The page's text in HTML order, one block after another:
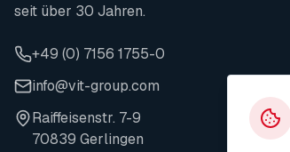
seit über 30 Jahren.
+49 (0) 7156 1755-0
info@vit-group.com
Raiffeisenstr. 7-9
70839 Gerlingen